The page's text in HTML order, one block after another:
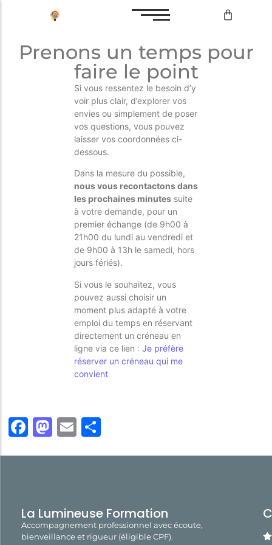
Bilan de compétences
Reconversion professionnelle
Bilan de compétences
Reconversion professionnelle
Prenons un temps pour
faire le point
Si vous ressentez le besoin d’y
voir plus clair, d’explorer vos
envies ou simplement de poser
vos questions, vous pouvez
laisser vos coordonnées ci-
dessous.
Dans la mesure du possible,
nous vous recontactons dans
les prochaines minutes suite
à votre demande, pour un
premier échange (de 9h00 à
21h00 du lundi au vendredi et
de 9h00 à 13h le samedi, hors
jours fériés).
Si vous le souhaitez, vous
pouvez aussi choisir un
moment plus adapté à votre
emploi du temps en réservant
directement un créneau en
ligne via ce lien : Je préfère
réserver un créneau qui me
convient
Facebook
Mastodon
Email
La Lumineuse Formation
Accompagnement professionnel avec écoute,
bienveillance et rigueur (éligible CPF).